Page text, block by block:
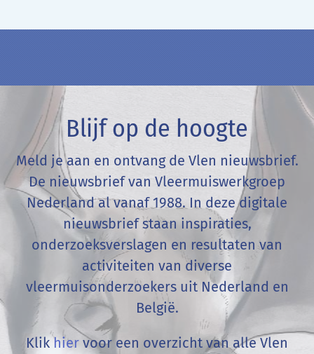
Blijf op de hoogte
Meld je aan en ontvang de Vlen nieuwsbrief.
De nieuwsbrief van Vleermuiswerkgroep
Nederland al vanaf 1988. In deze digitale
nieuwsbrief staan inspiraties,
onderzoeksverslagen en resultaten van
activiteiten van diverse
vleermuisonderzoekers uit Nederland en
België.
Klik hier voor een overzicht van alle Vlen